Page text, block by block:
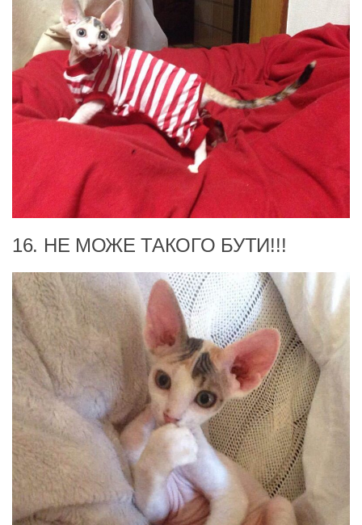
16. НЕ МОЖЕ ТАКОГО БУТИ!!!